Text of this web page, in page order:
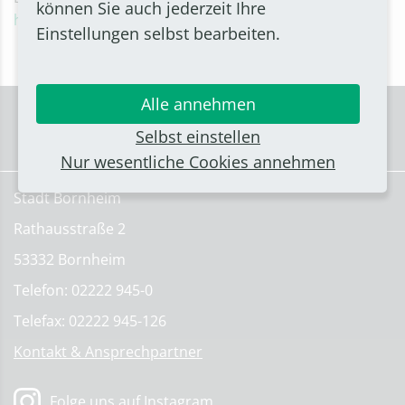
http://shotokan-karate-dojo-bornheim.de
Stadt Bornheim
Rathausstraße 2
53332 Bornheim
Telefon: 02222 945-0
Telefax: 02222 945-126
Kontakt & Ansprechpartner
Folge uns auf Instagram
können Sie auch jederzeit Ihre
Einstellungen selbst bearbeiten.
Alle annehmen
Selbst einstellen
Nur wesentliche Cookies annehmen